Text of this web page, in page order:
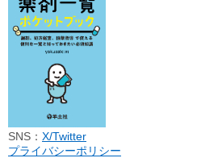
SNS： X/Twitter
プライバシーポリシー